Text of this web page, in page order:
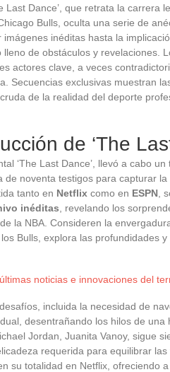
Last Dance’, que retrata la carrera
Bulls, oculta una serie de
inéditas hasta la
de obstáculos y revelaciones.
actores clave, a veces
Secuencias exclusivas muestran
de la realidad del deporte
de ‘The
‘The Last Dance’, llevó a cabo un
noventa testigos para capturar la
tanto en Netflix como en ESPN ,
inéditas , revelando los
la NBA. Consideren la
Bulls, explora las profundidades
noticias e innovaciones del
incluida la necesidad de
desentrañando los hilos de una
Jordan, Juanita Vanoy, sigue
requerida para equilibrar
su totalidad en Netflix, ofreciendo